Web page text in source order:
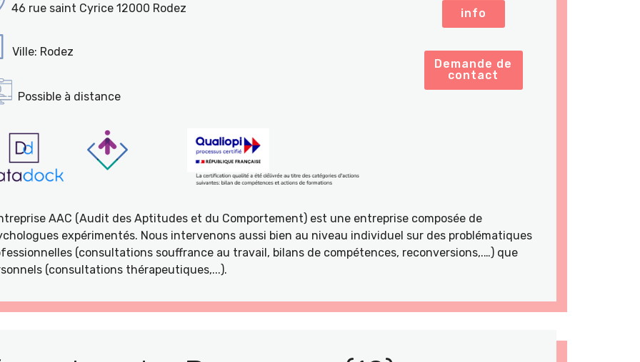
46 rue saint Cyrice 12000 Rodez
Ville: Rodez
Possible à distance
info
Demande de
contact
AAC (Audit des Aptitudes et du Comportement) est une entreprise composée de
expérimentés. Nous intervenons aussi bien au niveau individuel sur des problématiques
(consultations souffrance au travail, bilans de compétences, reconversions,.…) que
(consultations thérapeutiques,...).